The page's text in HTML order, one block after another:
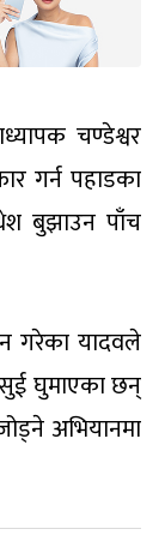
चण्डेश्वर
गर्न पहाडका
बुझाउन पाँच
गरेका यादवले
घुमाएका छन्
अभियानमा